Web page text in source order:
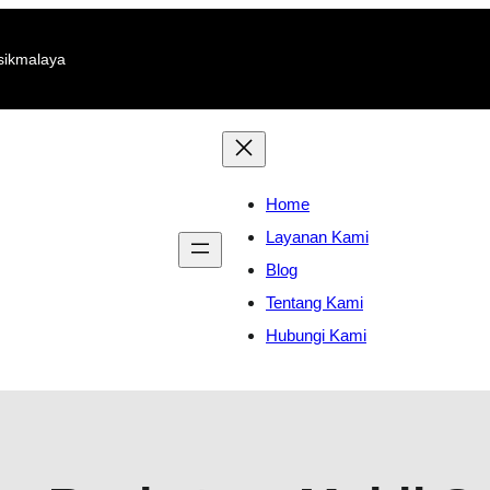
Home
Layanan Kami
Blog
Tentang Kami
Hubungi Kami